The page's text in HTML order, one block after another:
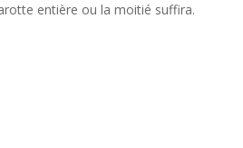
entière ou la moitié suffira.